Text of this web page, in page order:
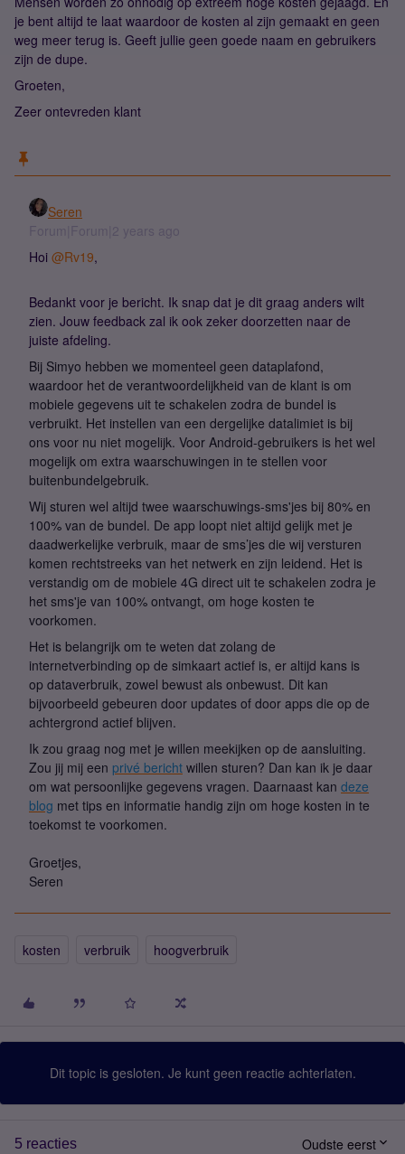
je bent altijd te laat waardoor de kosten al zijn gemaakt en geen
weg meer terug is. Geeft jullie geen goede naam en gebruikers
zijn de dupe.
Groeten,
Zeer ontevreden klant
Seren
Forum|Forum|2 years ago
Hoi @Rv19,
Bedankt voor je bericht. Ik snap dat je dit graag anders wilt
zien. Jouw feedback zal ik ook zeker doorzetten naar de
juiste afdeling.
Bij Simyo hebben we momenteel geen dataplafond,
waardoor het de verantwoordelijkheid van de klant is om
mobiele gegevens uit te schakelen zodra de bundel is
verbruikt. Het instellen van een dergelijke datalimiet is bij
ons voor nu niet mogelijk. Voor Android-gebruikers is het wel
mogelijk om extra waarschuwingen in te stellen voor
buitenbundelgebruik.
Wij sturen wel altijd twee waarschuwings-sms'jes bij 80% en
100% van de bundel. De app loopt niet altijd gelijk met je
daadwerkelijke verbruik, maar de sms’jes die wij versturen
komen rechtstreeks van het netwerk en zijn leidend. Het is
verstandig om de mobiele 4G direct uit te schakelen zodra je
het sms'je van 100% ontvangt, om hoge kosten te
voorkomen.
Het is belangrijk om te weten dat zolang de
internetverbinding op de simkaart actief is, er altijd kans is
op dataverbruik, zowel bewust als onbewust. Dit kan
bijvoorbeeld gebeuren door updates of door apps die op de
achtergrond actief blijven.
Ik zou graag nog met je willen meekijken op de aansluiting.
Zou jij mij een privé bericht willen sturen? Dan kan ik je daar
om wat persoonlijke gegevens vragen. Daarnaast kan deze
blog met tips en informatie handig zijn om hoge kosten in te
toekomst te voorkomen.
Groetjes,
Seren
kosten verbruik hoogverbruik
Dit topic is gesloten. Je kunt geen reactie achterlaten.
5 reacties Oudste eerst